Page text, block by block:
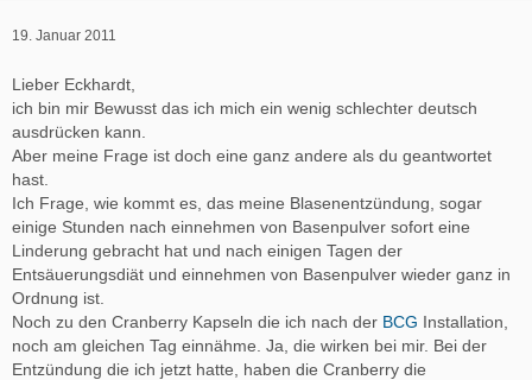
19. Januar 2011
Lieber Eckhardt,
ich bin mir Bewusst das ich mich ein wenig schlechter deutsch
ausdrücken kann.
Aber meine Frage ist doch eine ganz andere als du geantwortet
hast.
Ich Frage, wie kommt es, das meine Blasenentzündung, sogar
einige Stunden nach einnehmen von Basenpulver sofort eine
Linderung gebracht hat und nach einigen Tagen der
Entsäuerungsdiät und einnehmen von Basenpulver wieder ganz in
Ordnung ist.
Noch zu den Cranberry Kapseln die ich nach der BCG Installation,
noch am gleichen Tag einnähme. Ja, die wirken bei mir. Bei der
Entzündung die ich jetzt hatte, haben die Cranberry die